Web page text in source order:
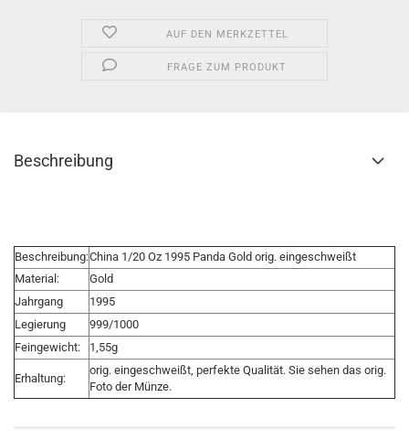
AUF DEN MERKZETTEL
FRAGE ZUM PRODUKT
Beschreibung
Beschreibung:China 1/20 Oz 1995 Panda Gold orig. eingeschweißt
Material:
Gold
Jahrgang
1995
Legierung
999/1000
Feingewicht:
1,55g
Erhaltung:
orig. eingeschweißt, perfekte Qualität. Sie sehen das orig.
Foto der Münze.